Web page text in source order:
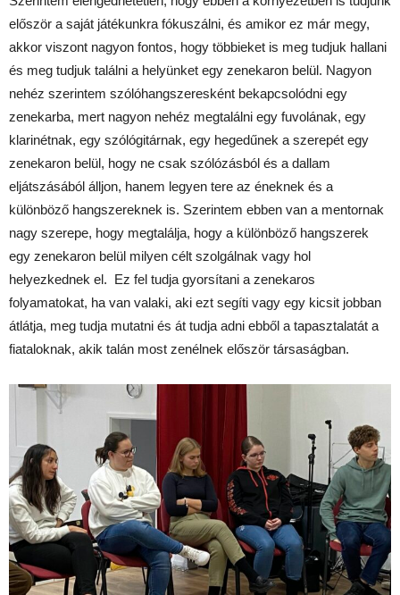
először a saját játékunkra fókuszálni, és amikor ez már megy,
akkor viszont nagyon fontos, hogy többieket is meg tudjuk hallani
és meg tudjuk találni a helyünket egy zenekaron belül. Nagyon
nehéz szerintem szólóhangszeresként bekapcsolódni egy
zenekarba, mert nagyon nehéz megtalálni egy fuvolának, egy
klarinétnak, egy szólógitárnak, egy hegedűnek a szerepét egy
zenekaron belül, hogy ne csak szólózásból és a dallam
eljátszásából álljon, hanem legyen tere az éneknek és a
különböző hangszereknek is. Szerintem ebben van a mentornak
nagy szerepe, hogy megtalálja, hogy a különböző hangszerek
egy zenekaron belül milyen célt szolgálnak vagy hol
helyezkednek el. Ez fel tudja gyorsítani a zenekaros
folyamatokat, ha van valaki, aki ezt segíti vagy egy kicsit jobban
átlátja, meg tudja mutatni és át tudja adni ebből a tapasztalatát a
fiataloknak, akik talán most zenélnek először társaságban.